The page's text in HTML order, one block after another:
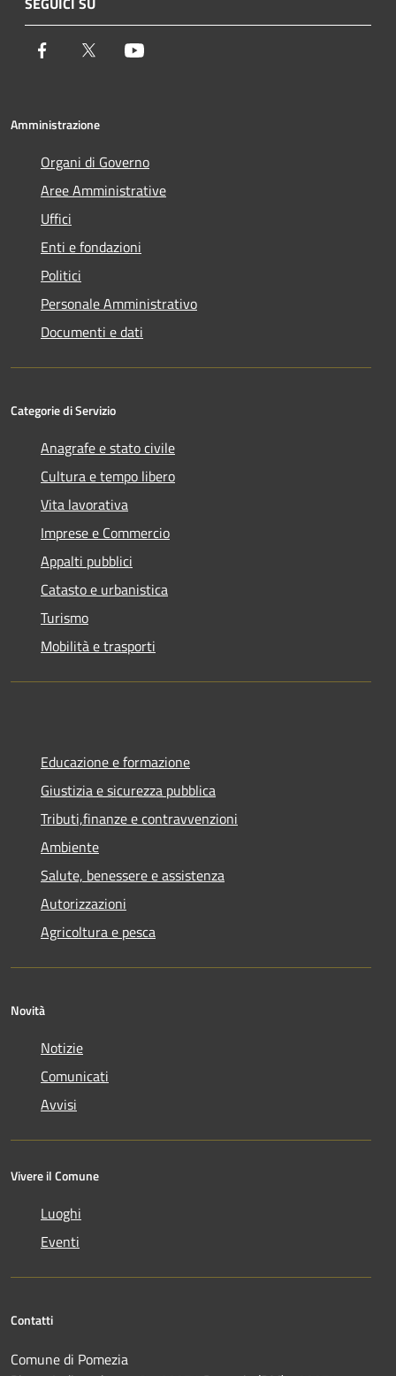
Facebook Twitter
Amministrazione
Organi di Governo
Aree Amministrative
Uffici
Enti e fondazioni
Politici
Personale Amministrativo
Documenti e dati
Categorie di Servizio
Anagrafe e stato civile
Cultura e tempo libero
Vita lavorativa
Imprese e Commercio
Appalti pubblici
Catasto e urbanistica
Turismo
Mobilità e trasporti
Educazione e formazione
Giustizia e sicurezza pubblica
Tributi,finanze e contravvenzioni
Ambiente
Salute, benessere e assistenza
Autorizzazioni
Agricoltura e pesca
Novità
Notizie
Comunicati
Avvisi
Vivere il Comune
Luoghi
Eventi
Contatti
Comune di Pomezia